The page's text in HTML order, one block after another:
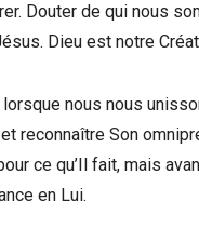
Douter de qui nous
Dieu est notre
nous nous
reconnaître Son
ce qu’Il fait, mais
en Lui.